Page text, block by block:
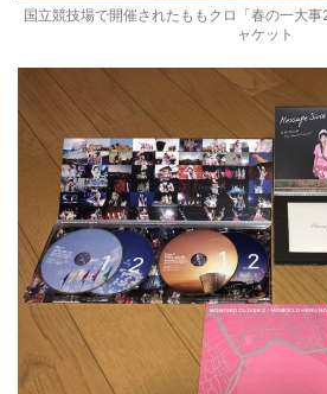
国立競技場で開催されたももクロ「春の一大
ャケット